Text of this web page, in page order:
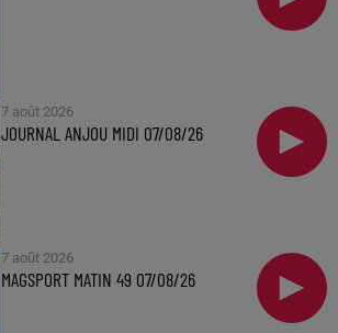
7 août 2026
JOURNAL ANJOU MIDI 07/08/26
7 août 2026
MAGSPORT MATIN 49 07/08/26